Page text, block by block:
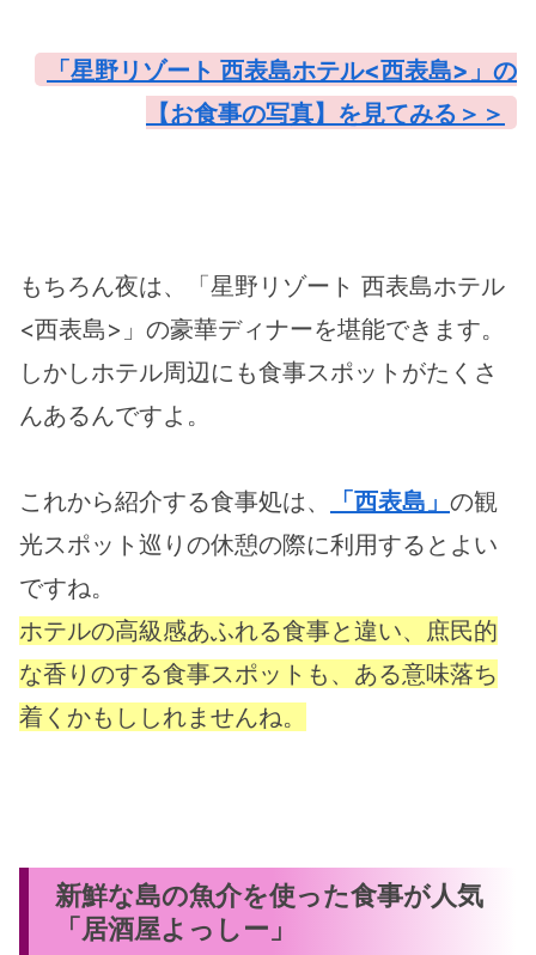
「星野リゾート 西表島ホテル<西表島>」の
【お食事の写真】を見てみる＞＞
もちろん夜は、「星野リゾート 西表島ホテル
<西表島>」の豪華ディナーを堪能できます。
しかしホテル周辺にも食事スポットがたくさ
んあるんですよ。
これから紹介する食事処は、 「西表島」 の観
光スポット巡りの休憩の際に利用するとよい
ですね。
ホテルの高級感あふれる食事と違い、庶民的
な香りのする食事スポットも、ある意味落ち
着くかもししれませんね。
新鮮な島の魚介を使った食事が人気
「居酒屋よっしー」